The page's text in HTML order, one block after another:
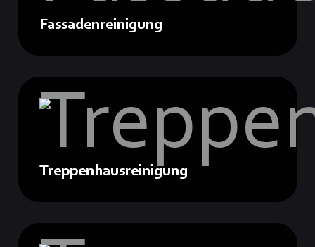
Fassadenreinigung
Treppenhausreinigung